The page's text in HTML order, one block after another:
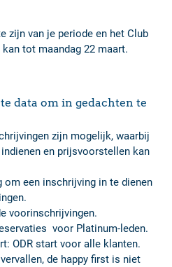
zijn van je periode en het Club
tot maandag 22 maart.
data om in gedachten te
zijn mogelijk, waarbij
en prijsvoorstellen kan
om een inschrijving in te dienen
voorinschrijvingen.
voor Platinum-leden.
ODR start voor alle klanten.
de happy first is niet